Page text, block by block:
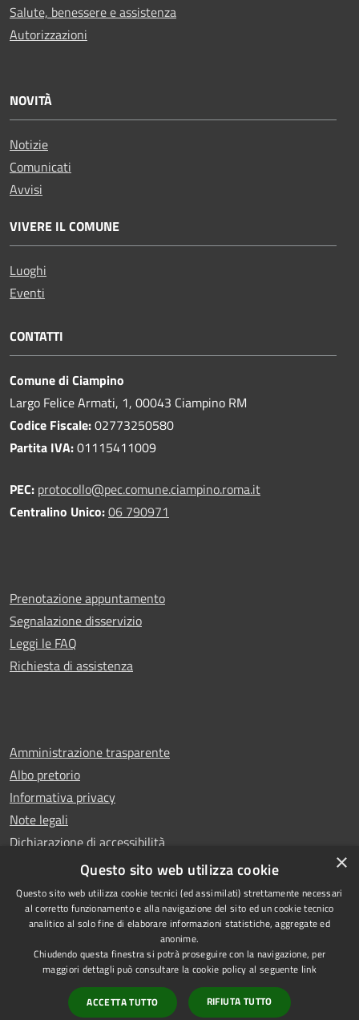
Salute, benessere e assistenza
Autorizzazioni
NOVITÀ
Notizie
Comunicati
Avvisi
VIVERE IL COMUNE
Luoghi
Eventi
CONTATTI
Comune di Ciampino
Largo Felice Armati, 1, 00043 Ciampino RM
Codice Fiscale:02773250580
Partita IVA:01115411009
PEC: protocollo@pec.comune.ciampino.roma.it
Centralino Unico:06 790971
Prenotazione appuntamento
Segnalazione disservizio
Leggi le FAQ
Richiesta di assistenza
Amministrazione trasparente
Albo pretorio
Informativa privacy
Note legali
Dichiarazione di accessibilità
Whistleblowing
Accessibilità
di Ciampino
Powered byMunicipium
• Accesso redazione
×
Questo sito web utilizza cookie
Questo sito web utilizza cookie tecnici (ed assimilati) strettamente necessari
al corretto funzionamento e alla navigazione del sito ed un cookie tecnico
analitico al solo fine di elaborare informazioni statistiche, aggregate ed
anonime.
Chiudendo questa finestra si potrà proseguire con la navigazione, per
maggiori dettagli può consultare la cookie policy al seguente link
ACCETTA TUTTO RIFIUTA TUTTO